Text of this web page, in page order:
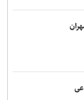
به اهواز
کشتی جهان با